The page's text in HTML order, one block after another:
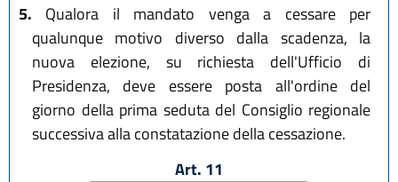
5. Qualora il mandato venga a cessare per
qualunque motivo diverso dalla scadenza, la
nuova elezione, su richiesta dell'Ufficio di
Presidenza, deve essere posta all'ordine del
giorno della prima seduta del Consiglio regionale
successiva alla constatazione della cessazione.
Art. 11